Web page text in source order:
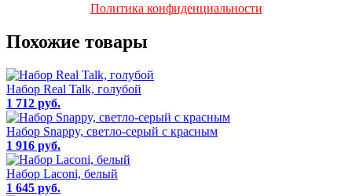
Политика конфиденциальности
Похожие товары
Набор Real Talk, голубой
1 712 руб.
Набор Snappy, светло-серый с красным
1 916 руб.
Набор Laconi, белый
1 645 руб.